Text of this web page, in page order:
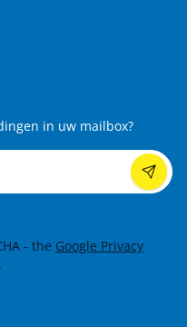
in uw mailbox?
- the Google Privacy